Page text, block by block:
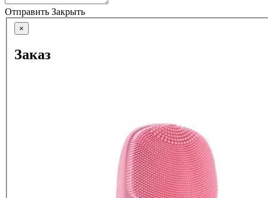
Отправить Закрыть
×
Заказ